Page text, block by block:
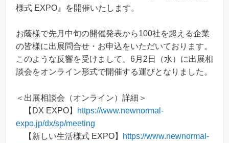
様式 EXPO』を開催いたします。
お蔭様で先月中旬の開催発表から100社を超える企業
の皆様に出展問合せ・お申込をいただいております。
このような反響を受けまして、6月2日（水）に出展相
談会をオンライン形式で開催する運びとなりました。
＜出展相談会（オンライン）詳細＞
【DX EXPO】
https://www.newnormal-
expo.jp/dx/sp/meeting
【新しい生活様式 EXPO】
https://www.newnormal-